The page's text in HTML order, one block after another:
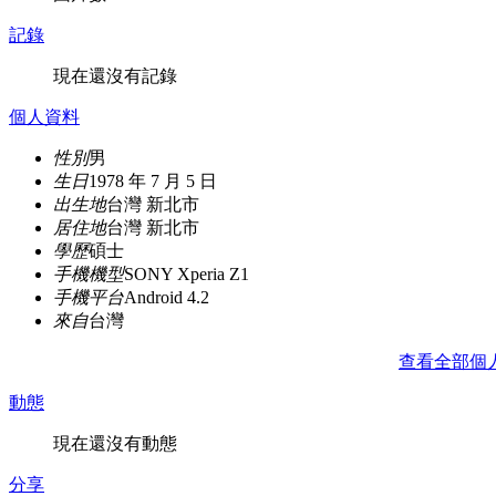
記錄
現在還沒有記錄
個人資料
性別男
生日1978 年 7 月 5 日
出生地台灣 新北市
居住地台灣 新北市
學歷碩士
手機機型SONY Xperia Z1
手機平台Android 4.2
來自台灣
查看全部個
動態
現在還沒有動態
分享